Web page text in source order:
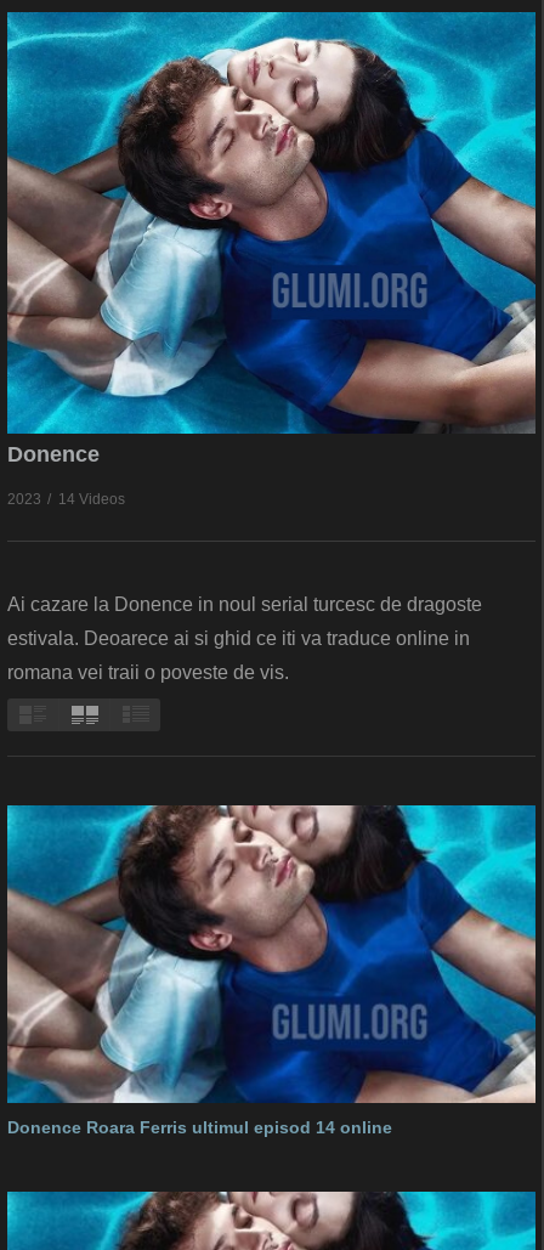
Donence
2023 14 Videos
Ai cazare la Donence in noul serial turcesc de dragoste
estivala. Deoarece ai si ghid ce iti va traduce online in
romana vei traii o poveste de vis.
Donence Roara Ferris ultimul episod 14 online